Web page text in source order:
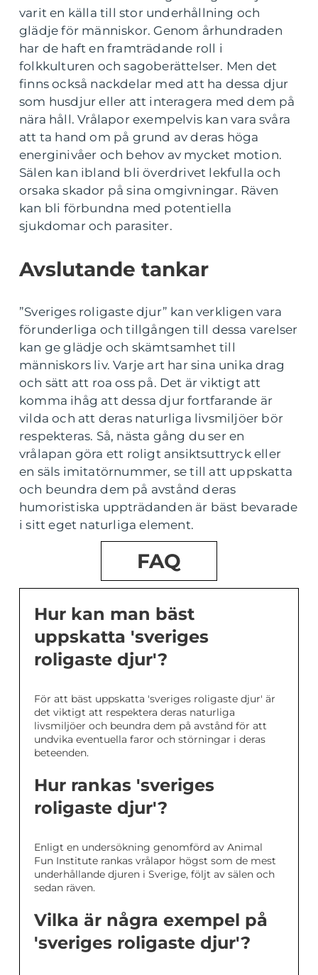
varit en källa till stor underhållning och
glädje för människor. Genom århundraden
har de haft en framträdande roll i
folkkulturen och sagoberättelser. Men det
finns också nackdelar med att ha dessa djur
som husdjur eller att interagera med dem på
nära håll. Vrålapor exempelvis kan vara svåra
att ta hand om på grund av deras höga
energinivåer och behov av mycket motion.
Sälen kan ibland bli överdrivet lekfulla och
orsaka skador på sina omgivningar. Räven
kan bli förbundna med potentiella
sjukdomar och parasiter.
Avslutande tankar
”Sveriges roligaste djur” kan verkligen vara
förunderliga och tillgången till dessa varelser
kan ge glädje och skämtsamhet till
människors liv. Varje art har sina unika drag
och sätt att roa oss på. Det är viktigt att
komma ihåg att dessa djur fortfarande är
vilda och att deras naturliga livsmiljöer bör
respekteras. Så, nästa gång du ser en
vrålapan göra ett roligt ansiktsuttryck eller
en säls imitatörnummer, se till att uppskatta
och beundra dem på avstånd deras
humoristiska uppträdanden är bäst bevarade
i sitt eget naturliga element.
FAQ
Hur kan man bäst
uppskatta 'sveriges
roligaste djur'?
För att bäst uppskatta 'sveriges roligaste djur' är
det viktigt att respektera deras naturliga
livsmiljöer och beundra dem på avstånd för att
undvika eventuella faror och störningar i deras
beteenden.
Hur rankas 'sveriges
roligaste djur'?
Enligt en undersökning genomförd av Animal
Fun Institute rankas vrålapor högst som de mest
underhållande djuren i Sverige, följt av sälen och
sedan räven.
Vilka är några exempel på
'sveriges roligaste djur'?